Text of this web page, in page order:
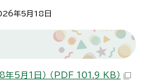
年5月18日
年5月1日） （PDF 101.9 KB）